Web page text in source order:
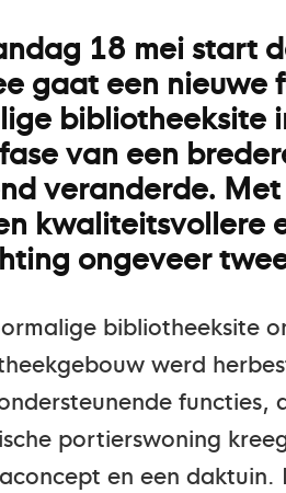
18 mei start
gaat een
bibliotheeksite
van een
veranderde.
kwaliteitsvollere
ongeveer
bibliotheeksite
werd
functies,
portierswoning
en een